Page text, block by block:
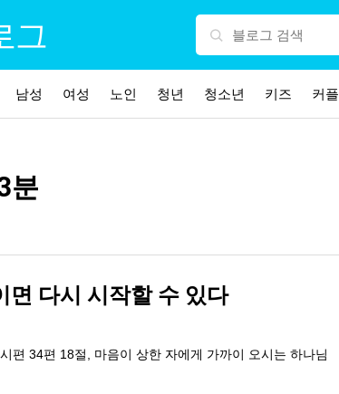
그
남성 여성 노인 청년 청소년 키즈 커플
분
다시 시작할 수 있다
편 34편 18절, 마음이 상한 자에게 가까이 오시는 하나님